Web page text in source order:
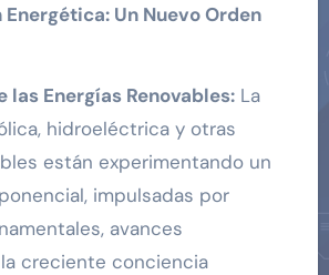
Energética: Un Nuevo Orden
Energías Renovables:La
hidroeléctrica y otras
están experimentando un
impulsadas por
avances
creciente conciencia